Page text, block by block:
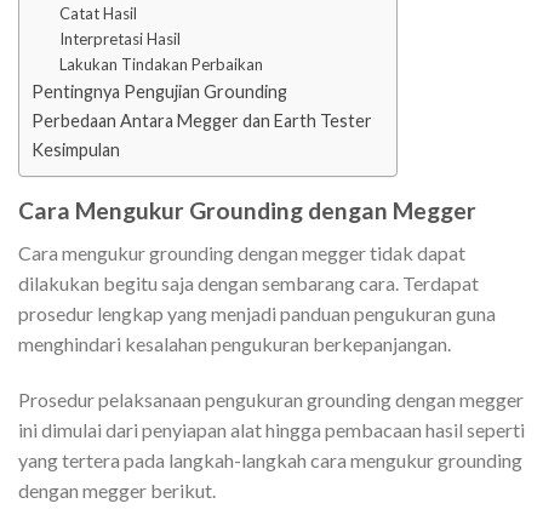
Catat Hasil
Interpretasi Hasil
Lakukan Tindakan Perbaikan
Pentingnya Pengujian Grounding
Perbedaan Antara Megger dan Earth Tester
Kesimpulan
Cara Mengukur Grounding dengan Megger
Cara mengukur grounding dengan megger tidak dapat
dilakukan begitu saja dengan sembarang cara. Terdapat
prosedur lengkap yang menjadi panduan pengukuran guna
menghindari kesalahan pengukuran berkepanjangan.
Prosedur pelaksanaan pengukuran grounding dengan megger
ini dimulai dari penyiapan alat hingga pembacaan hasil seperti
yang tertera pada langkah-langkah cara mengukur grounding
dengan megger berikut.